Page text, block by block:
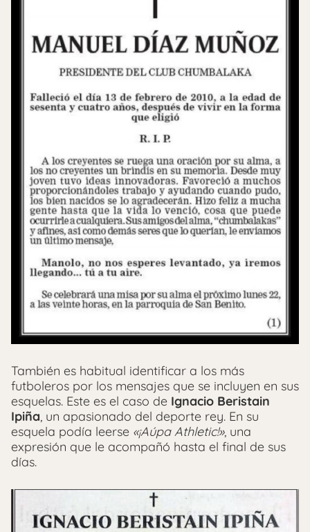
También es habitual identificar a los más
futboleros por los mensajes que se incluyen en sus
esquelas. Este es el caso de Ignacio Beristain
Ipiña, un apasionado del deporte rey. En su
esquela podía leerse «¡Aúpa Athletic!», una
expresión que le acompañó hasta el final de sus
días.